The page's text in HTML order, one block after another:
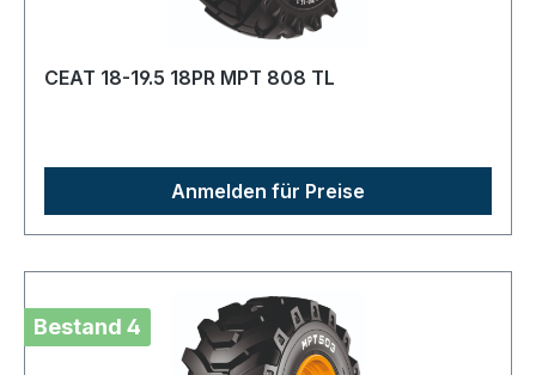
CEAT 18-19.5 18PR MPT 808 TL
Anmelden für Preise
Bestand 4